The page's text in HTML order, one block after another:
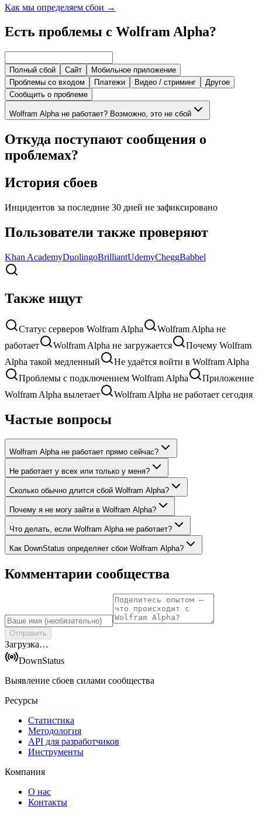
Как мы определяем сбои →
Есть проблемы с Wolfram Alpha?
Полный сбой Сайт
Мобильное приложение
Проблемы со входом
Платежи Видео / стриминг
Другое
Сообщить о проблеме
Wolfram Alpha не работает? Возможно, это не сбой
Откуда поступают сообщения о
проблемах?
История сбоев
Инцидентов за последние 30 дней не зафиксировано
Пользователи также проверяют
Khan AcademyDuolingoBrilliantUdemyCheggBabbel
Также ищут
Статус серверов Wolfram Alpha
Wolfram Alpha не
работает
Wolfram Alpha не загружается
Почему Wolfram
Alpha такой медленный
Не удаётся войти в Wolfram Alpha
Проблемы с подключением Wolfram Alpha
Приложение
Wolfram Alpha вылетает
Wolfram Alpha не работает сегодня
Частые вопросы
Wolfram Alpha не работает прямо сейчас?
Не работает у всех или только у меня?
Сколько обычно длится сбой Wolfram Alpha?
Почему я не могу зайти в Wolfram Alpha?
Что делать, если Wolfram Alpha не работает?
Как DownStatus определяет сбои Wolfram Alpha?
Комментарии сообщества
Отправить
Загрузка…
DownStatus
Выявление сбоев силами сообщества
Ресурсы
Статистика
Методология
API для разработчиков
Инструменты
Компания
О нас
Контакты